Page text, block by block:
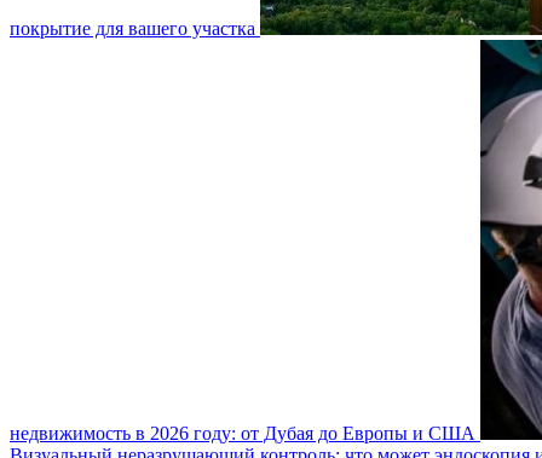
покрытие для вашего участка
недвижимость в 2026 году: от Дубая до Европы и США